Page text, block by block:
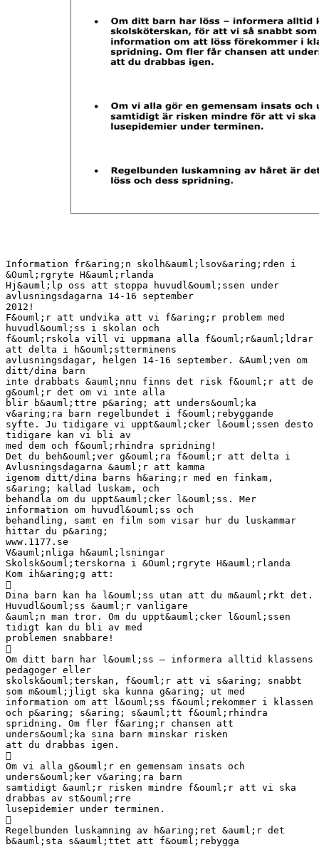
Information fr&aring;n skolh&auml;lsov&aring;rden i
&Ouml;rgryte H&auml;rlanda
Hj&auml;lp oss att stoppa huvudl&ouml;ssen under
avlusningsdagarna 14-16 september
2012!
F&ouml;r att undvika att vi f&aring;r problem med
huvudl&ouml;ss i skolan och
f&ouml;rskola vill vi uppmana alla f&ouml;r&auml;ldrar
att delta i h&ouml;stterminens
avlusningsdagar, helgen 14-16 september. &Auml;ven om
ditt/dina barn
inte drabbats &auml;nnu finns det risk f&ouml;r att de
g&ouml;r det om vi inte alla
blir b&auml;ttre p&aring; att unders&ouml;ka
v&aring;ra barn regelbundet i f&ouml;rebyggande
syfte. Ju tidigare vi uppt&auml;cker l&ouml;ssen desto
tidigare kan vi bli av
med dem och f&ouml;rhindra spridning!
Det du beh&ouml;ver g&ouml;ra f&ouml;r att delta i
Avlusningsdagarna &auml;r att kamma
igenom ditt/dina barns h&aring;r med en finkam,
s&aring; kallad luskam, och
behandla om du uppt&auml;cker l&ouml;ss. Mer
information om huvudl&ouml;ss och
behandling, samt en film som visar hur du luskammar
hittar du p&aring;
www.1177.se
V&auml;nliga h&auml;lsningar
Skolsk&ouml;terskorna i &Ouml;rgryte H&auml;rlanda
Kom ih&aring;g att:

Dina barn kan ha l&ouml;ss utan att du m&auml;rkt det.
Huvudl&ouml;ss &auml;r vanligare
&auml;n man tror. Om du uppt&auml;cker l&ouml;ssen
tidigt kan du bli av med
problemen snabbare!

Om ditt barn har l&ouml;ss – informera alltid klassens
pedagoger eller
skolsk&ouml;terskan, f&ouml;r att vi s&aring; snabbt
som m&ouml;jligt ska kunna g&aring; ut med
information om att l&ouml;ss f&ouml;rekommer i klassen
och p&aring; s&aring; s&auml;tt f&ouml;rhindra
spridning. Om fler f&aring;r chansen att
unders&ouml;ka sina barn minskar risken
att du drabbas igen.

Om vi alla g&ouml;r en gemensam insats och
unders&ouml;ker v&aring;ra barn
samtidigt &auml;r risken mindre f&ouml;r att vi ska
drabbas av st&ouml;rre
lusepidemier under terminen.

Regelbunden luskamning av h&aring;ret &auml;r det
b&auml;sta s&auml;ttet att f&ouml;rebygga